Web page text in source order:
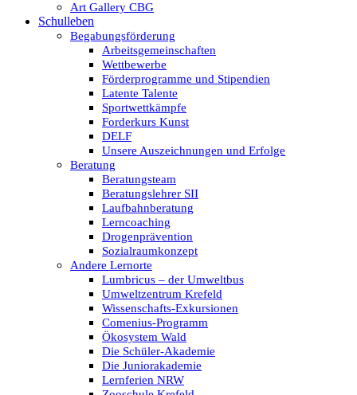
Art Gallery CBG
Schulleben
Begabungsförderung
Arbeitsgemeinschaften
Wettbewerbe
Förderprogramme und Stipendien
Latente Talente
Sportwettkämpfe
Forderkurs Kunst
DELF
Unsere Auszeichnungen und Erfolge
Beratung
Beratungsteam
Beratungslehrer SII
Laufbahnberatung
Lerncoaching
Drogenprävention
Sozialraumkonzept
Andere Lernorte
Lumbricus – der Umweltbus
Umweltzentrum Krefeld
Wissenschafts-Exkursionen
Comenius-Programm
Ökosystem Wald
Die Schüler-Akademie
Die Juniorakademie
Lernferien NRW